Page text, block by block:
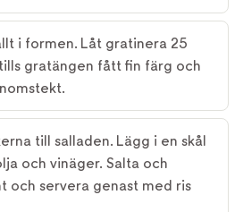
i formen. Låt gratinera 25
gratängen fått fin färg och
till salladen. Lägg i en skål
och vinäger. Salta och
och servera genast med ris